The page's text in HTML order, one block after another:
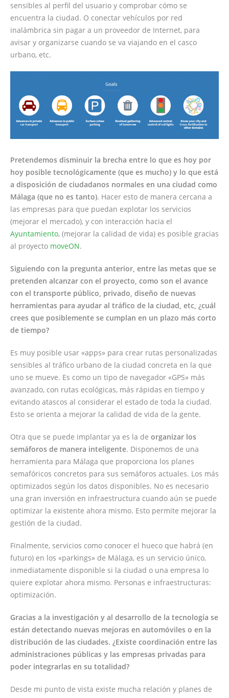
sensibles al perfil del usuario y comprobar cómo se
encuentra la ciudad. O conectar vehículos por red
inalámbrica sin pagar a un proveedor de Internet, para
avisar y organizarse cuando se va viajando en el casco
urbano, etc.
Pretendemos disminuir la brecha entre lo que es hoy por
hoy posible tecnológicamente (que es mucho) y lo que está
a disposición de ciudadanos normales en una ciudad como
Málaga (que no es tanto). Hacer esto de manera cercana a
las empresas para que puedan explotar los servicios
(mejorar el mercado), y con interacción hacia el
Ayuntamiento, (mejorar la calidad de vida) es posible gracias
al proyecto moveON.
Siguiendo con la pregunta anterior, entre las metas que se
pretenden alcanzar con el proyecto, como son el avance
con el transporte público, privado, diseño de nuevas
herramientas para ayudar al tráfico de la ciudad, etc, ¿cuál
crees que posiblemente se cumplan en un plazo más corto
de tiempo?
Es muy posible usar «apps» para crear rutas personalizadas
sensibles al tráfico urbano de la ciudad concreta en la que
uno se mueve. Es como un tipo de navegador «GPS» más
avanzado, con rutas ecológicas, más rápidas en tiempo y
evitando atascos al considerar el estado de toda la ciudad.
Esto se orienta a mejorar la calidad de vida de la gente.
Otra que se puede implantar ya es la de organizar los
semáforos de manera inteligente. Disponemos de una
herramienta para Málaga que proporciona los planes
semafóricos concretos para sus semáforos actuales. Los más
optimizados según los datos disponibles. No es necesario
una gran inversión en infraestructura cuando aún se puede
optimizar la existente ahora mismo. Esto permite mejorar la
gestión de la ciudad.
Finalmente, servicios como conocer el hueco que habrá (en
futuro) en los «parkings» de Málaga, es un servicio único,
inmediatamente disponible si la ciudad o una empresa lo
quiere explotar ahora mismo. Personas e infraestructuras:
optimización.
Gracias a la investigación y al desarrollo de la tecnología se
están detectando nuevas mejoras en automóviles o en la
distribución de las ciudades. ¿Existe coordinación entre las
administraciones públicas y las empresas privadas para
poder integrarlas en su totalidad?
Desde mi punto de vista existe mucha relación y planes de